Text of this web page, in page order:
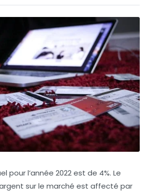
pour l’année 2022 est de 4%. Le
sur le marché est affecté par